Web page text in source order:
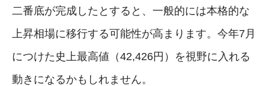
二番底が完成したとすると、一般的には本格的な
上昇相場に移行する可能性が高まります。今年7月
につけた史上最高値（42,426円）を視野に入れる
動きになるかもしれません。